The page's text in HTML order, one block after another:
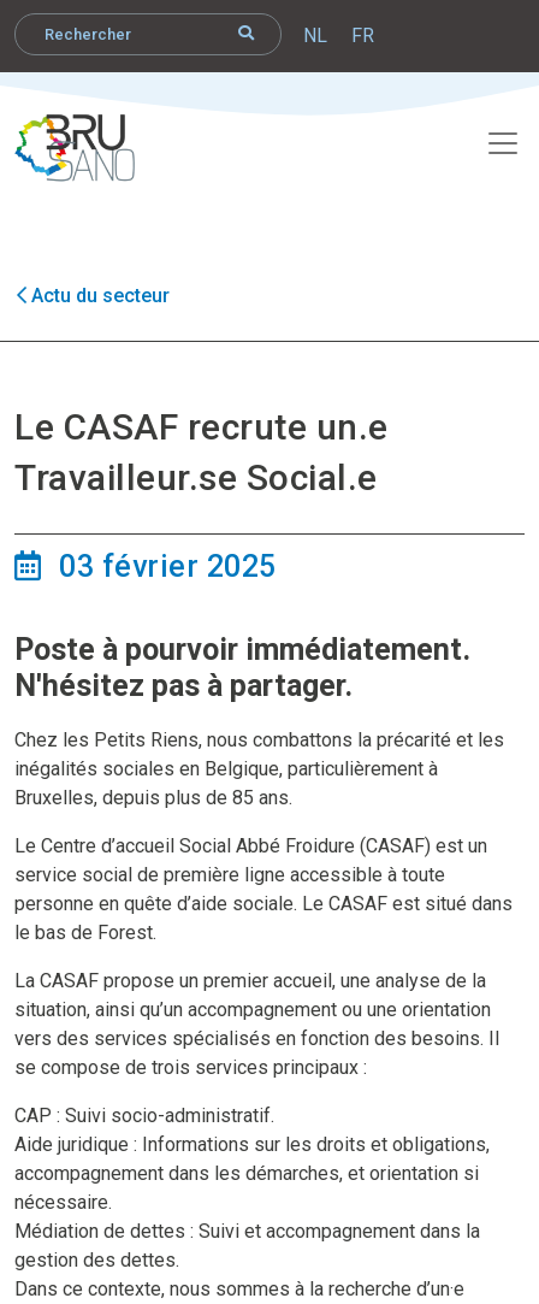
NL FR
Actu du secteur
Le CASAF recrute un.e
Travailleur.se Social.e
03 février 2025
Poste à pourvoir immédiatement.
N'hésitez pas à partager.
Chez les Petits Riens, nous combattons la précarité et les
inégalités sociales en Belgique, particulièrement à
Bruxelles, depuis plus de 85 ans.
Le Centre d’accueil Social Abbé Froidure (CASAF) est un
service social de première ligne accessible à toute
personne en quête d’aide sociale. Le CASAF est situé dans
le bas de Forest.
La CASAF propose un premier accueil, une analyse de la
situation, ainsi qu’un accompagnement ou une orientation
vers des services spécialisés en fonction des besoins. Il
se compose de trois services principaux :
CAP : Suivi socio-administratif.
Aide juridique : Informations sur les droits et obligations,
accompagnement dans les démarches, et orientation si
nécessaire.
Médiation de dettes : Suivi et accompagnement dans la
gestion des dettes.
Dans ce contexte, nous sommes à la recherche d’un·e